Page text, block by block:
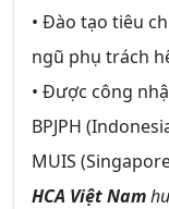
• Đào tạo tiêu
ngũ phụ trách
• Được công
BPJPH
MUIS
HCA Việt Nam